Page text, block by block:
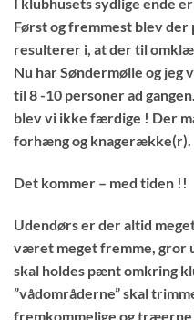
Først og fremmest blev
resulterer i, at der til
Nu har Søndermølle og jeg
til 8 -10 personer ad
blev vi ikke færdige ! Der
forhæng og knagerække(r).
Det kommer – med tiden !!
Udendørs er der altid
været meget fremme, gror
skal holdes pænt omkring
”vådområderne” skal
fremkommelige og træerne